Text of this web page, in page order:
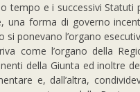
tempo e i successivi
, una forma di governo
ponevano l’organo
come l’organo della
della Giunta ed inoltre
e, dall’altra,